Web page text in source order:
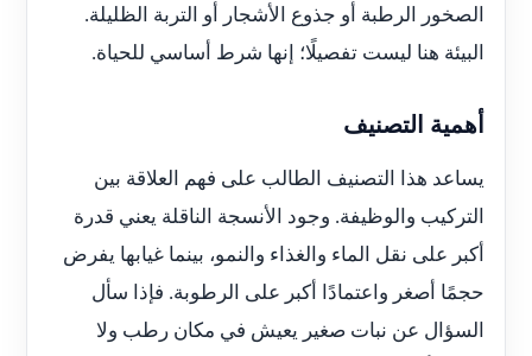
الصخور الرطبة أو جذوع الأشجار أو التربة الظليلة.
البيئة هنا ليست تفصيلًا؛ إنها شرط أساسي للحياة.
أهمية التصنيف
يساعد هذا التصنيف الطالب على فهم العلاقة بين
التركيب والوظيفة. وجود الأنسجة الناقلة يعني قدرة
أكبر على نقل الماء والغذاء والنمو، بينما غيابها يفرض
حجمًا أصغر واعتمادًا أكبر على الرطوبة. فإذا سأل
السؤال عن نبات صغير يعيش في مكان رطب ولا